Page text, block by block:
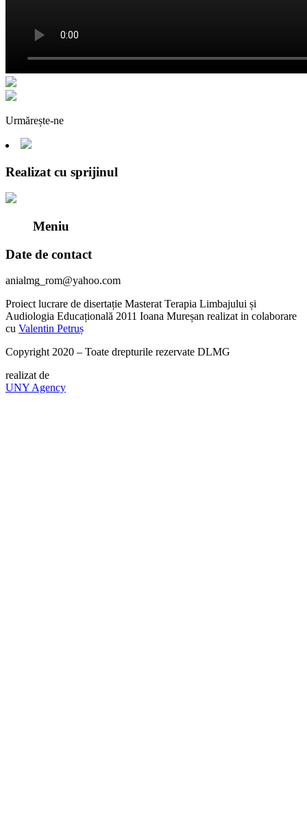
Urmărește-ne
Realizat cu sprijinul
Meniu
Date de contact
anialmg_rom@yahoo.com
Proiect lucrare de disertație Masterat Terapia Limbajului și
Audiologia Educațională 2011 Ioana Mureșan realizat in colaborare
cu Valentin Petruș
Copyright 2020 – Toate drepturile rezervate DLMG
realizat de
UNY Agency